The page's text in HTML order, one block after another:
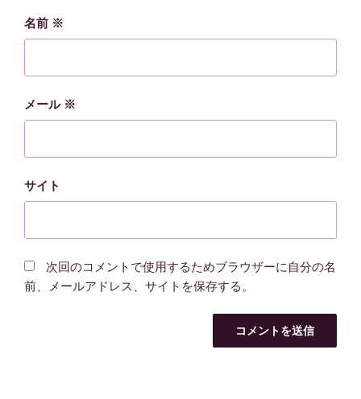
名前 ※
メール ※
サイト
次回のコメントで使用するためブラウザーに自分の名
前、メールアドレス、サイトを保存する。